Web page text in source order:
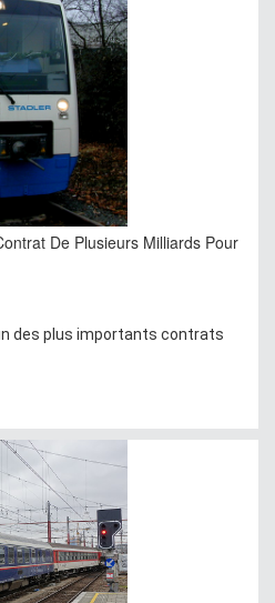
De Plusieurs Milliards Pour
des plus importants contrats